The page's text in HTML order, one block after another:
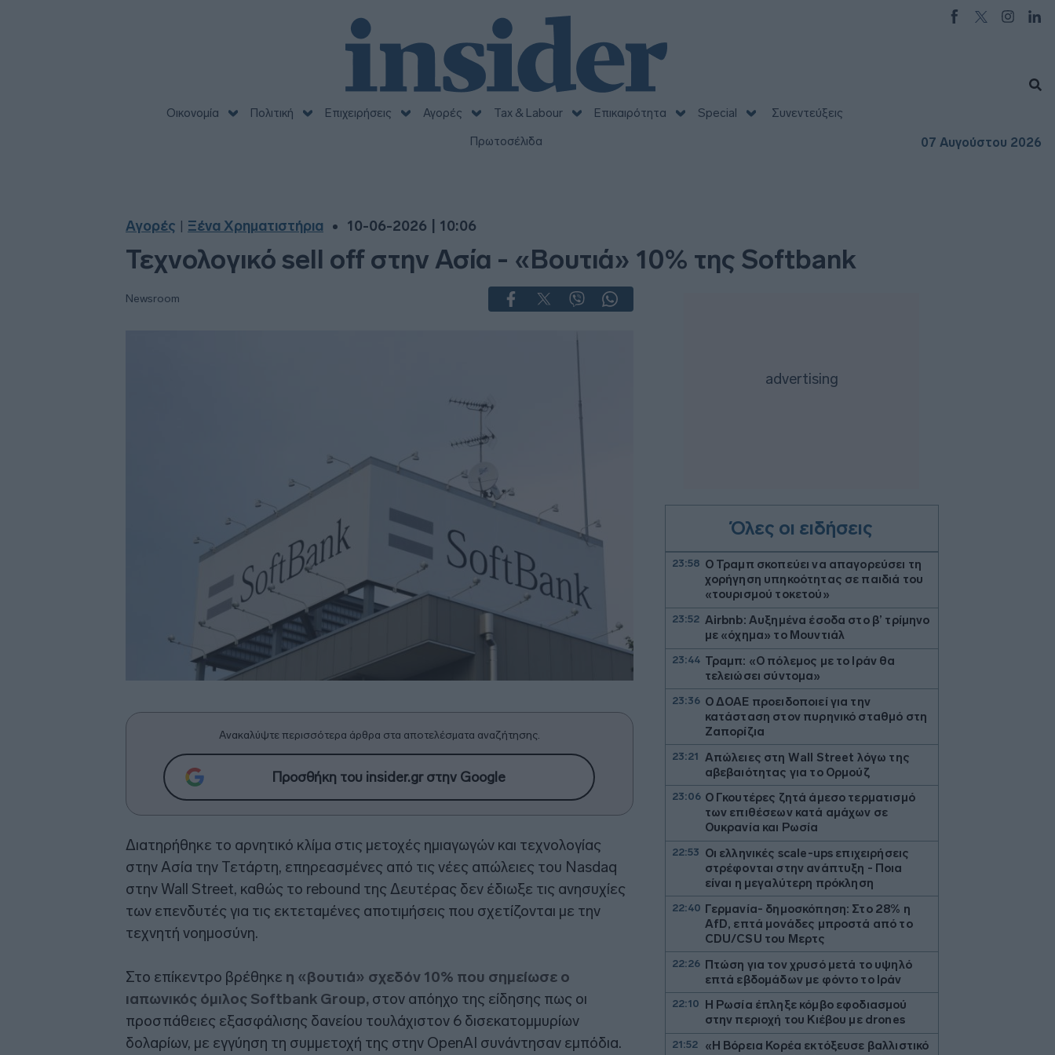
Οικονομία Πολιτική Επιχειρήσεις Αγορές Tax & Labour Επικαιρότητα Special
Συνεντεύξεις
Πρωτοσέλιδα
07 Αυγούστου 2026
Αγορές Ξένα Χρηματιστήρια 10-06-2026 | 10:06
Τεχνολογικό sell off στην Ασία - «Βουτιά» 10% της Softbank
Newsroom
Ανακαλύψτε περισσότερα άρθρα στα αποτελέσματα αναζήτησης.
Προσθήκη του insider.gr στην Google
Διατηρήθηκε το αρνητικό κλίμα στις μετοχές ημιαγωγών και τεχνολογίας
στην Ασία την Τετάρτη, επηρεασμένες από τις νέες απώλειες του Nasdaq
στην Wall Street, καθώς το rebound της Δευτέρας δεν έδιωξε τις ανησυχίες
των επενδυτές για τις εκτεταμένες αποτιμήσεις που σχετίζονται με την
τεχνητή νοημοσύνη.
Στο επίκεντρο βρέθηκε η «βουτιά» σχεδόν 10% που σημείωσε ο
ιαπωνικός όμιλος Softbank Group, στον απόηχο της είδησης πως οι
προσπάθειες εξασφάλισης δανείου τουλάχιστον 6 δισεκατομμυρίων
δολαρίων, με εγγύηση τη συμμετοχή της στην OpenAI συνάντησαν εμπόδια.
Όλες οι ειδήσεις
23:58 Ο Τραμπ σκοπεύει να απαγορεύσει τη
χορήγηση υπηκοότητας σε παιδιά του
«τουρισμού τοκετού»
23:52 Airbnb: Αυξημένα έσοδα στο β’ τρίμηνο
με «όχημα» το Μουντιάλ
23:44 Τραμπ: «Ο πόλεμος με το Ιράν θα
τελειώσει σύντομα»
23:36 Ο ΔΟΑΕ προειδοποιεί για την
κατάσταση στον πυρηνικό σταθμό στη
Ζαπορίζια
23:21
Απώλειες στη Wall Street λόγω της
αβεβαιότητας για το Ορμούζ
23:06 Ο Γκουτέρες ζητά άμεσο τερματισμό
των επιθέσεων κατά αμάχων σε
Ουκρανία και Ρωσία
22:53 Οι ελληνικές scale-ups επιχειρήσεις
στρέφονται στην ανάπτυξη - Ποια
είναι η μεγαλύτερη πρόκληση
22:40 Γερμανία- δημοσκόπηση: Στο 28% η
AfD, επτά μονάδες μπροστά από το
CDU/CSU του Μερτς
22:26 Πτώση για τον χρυσό μετά το υψηλό
επτά εβδομάδων με φόντο το Ιράν
22:10
Η Ρωσία έπληξε κόμβο εφοδιασμού
στην περιοχή του Κιέβου με drones
21:52
«Η Βόρεια Κορέα εκτόξευσε βαλλιστικό